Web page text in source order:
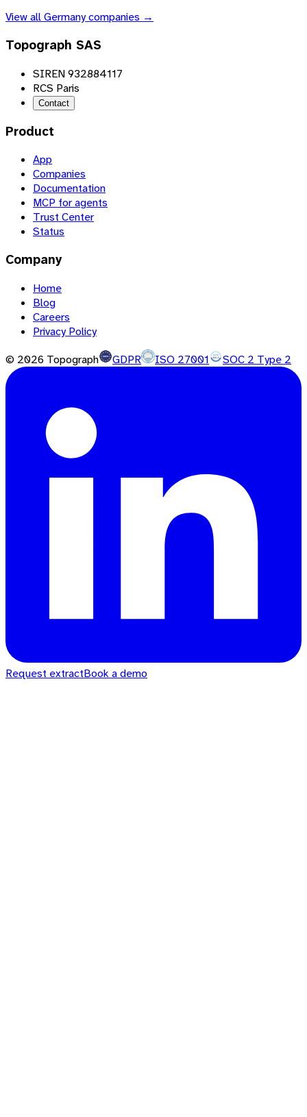
View allGermanycompanies →
Topograph SAS
SIREN 932884117
RCS Paris
Contact
Product
App
Companies
Documentation
MCP for agents
Trust Center
Status
Company
Home
Blog
Careers
Privacy Policy
© 2026 Topograph GDPR ISO 27001 SOC 2 Type 2
Request extractBook a demo